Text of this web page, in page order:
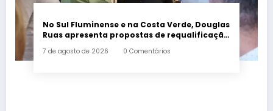
No Sul Fluminense e na Costa Verde, Douglas
Ruas apresenta propostas de requalificação
7 de agosto de 2026 0 Comentários